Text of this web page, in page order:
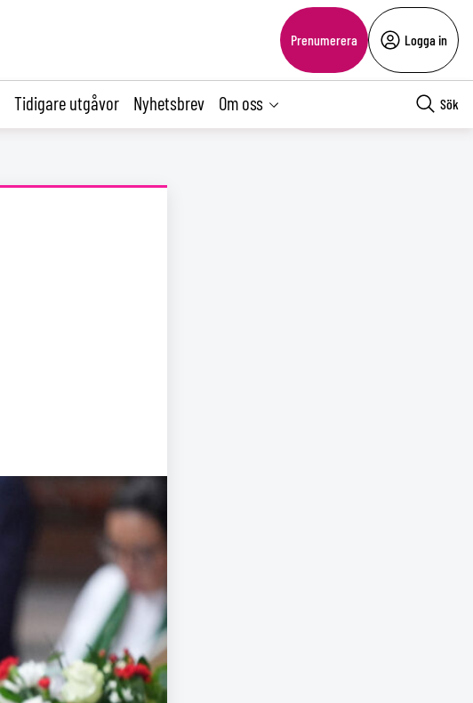
Prenumerera Logga in
Tidigare utgåvor Nyhetsbrev Om oss Sök